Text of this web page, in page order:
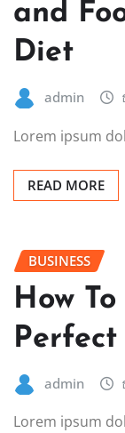
and
Diet
admin
Lorem ipsum
READ MORE
BUSINESS
How
admin
Lorem ipsum